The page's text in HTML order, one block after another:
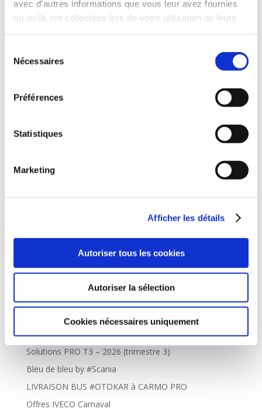
avec d'autres informations que vous leur avez fournies
ou qu'ils ont collectées lors de votre utilisation de leurs
Nécessaires
Préférences
Statistiques
Marketing
Afficher les détails
Autoriser tous les cookies
Autoriser la sélection
Cookies nécessaires uniquement
les pièces de rechange toutes marques pour Poids-
TTC, le patin...
Articles récents
Solutions PRO T3 – 2026 (trimestre 3)
Bleu de bleu by #Scania
LIVRAISON BUS #OTOKAR à CARMO PRO
Offres IVECO Carnaval